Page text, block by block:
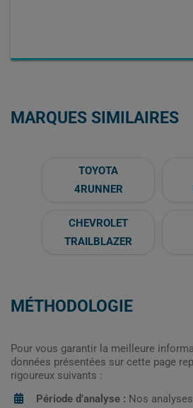
MARQUES SIMILAIRES
TOYOTA
4RUNNER
CHEVROLET
TRAILBLAZER
MÉTHODOLOGIE
Pour vous garantir la meilleure
données présentées sur cette page
rigoureux suivants :
Période d’analyse : Nos